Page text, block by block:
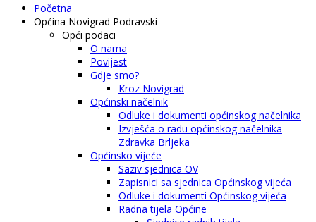
Početna
Općina Novigrad Podravski
Opći podaci
O nama
Povijest
Gdje smo?
Kroz Novigrad
Općinski načelnik
Odluke i dokumenti općinskog načelnika
Izvješća o radu općinskog načelnika
Zdravka Brljeka
Općinsko vijeće
Saziv sjednica OV
Zapisnici sa sjednica Općinskog vijeća
Odluke i dokumenti Općinskog vijeća
Radna tijela Općine